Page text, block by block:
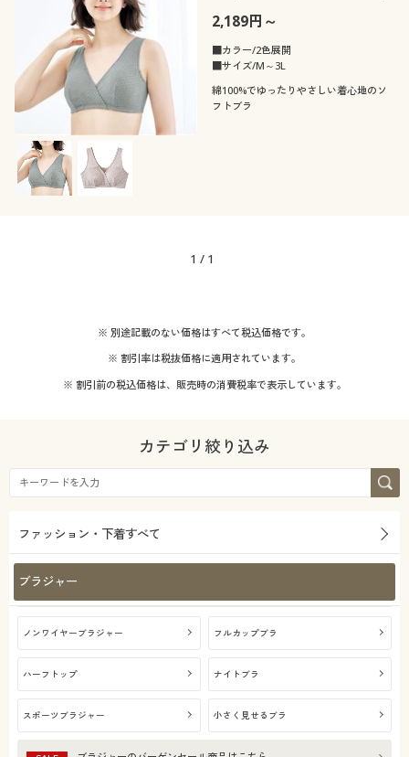
30代 40代
春
冬
2,189円～
■カラー/2色展開
■サイズ/M～3L
綿100%でゆったりやさしい着心地のソ
フトブラ
1 / 1
※ 別途記載のない価格はすべて税込価格です。
※ 割引率は税抜価格に適用されています。
※ 割引前の税込価格は、販売時の消費税率で表示しています。
カテゴリ絞り込み
ファッション・下着すべて
ブラジャー
ノンワイヤーブラジャー フルカップブラ
ハーフトップ ナイトブラ
スポーツブラジャー 小さく見せるブラ